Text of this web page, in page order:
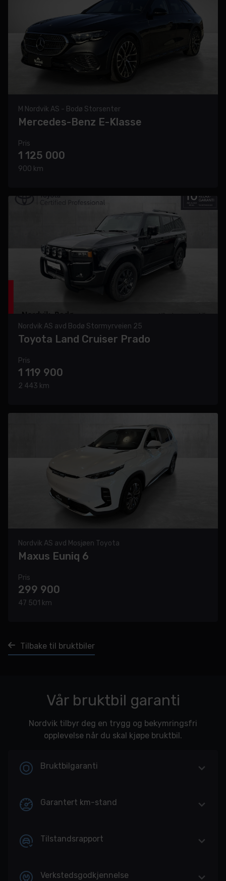
M Nordvik AS - Bodø Storsenter
Mercedes-Benz E-Klasse
Pris
1 125 000
900 km
Nordvik AS avd Bodø Stormyrveien 25
Toyota Land Cruiser Prado
Pris
1 119 900
2 443 km
Nordvik AS avd Mosjøen Toyota
Maxus Euniq 6
Pris
299 900
47 501 km
Tilbake til bruktbiler
Vår bruktbil garanti
Nordvik tilbyr deg en trygg og bekymringsfri
opplevelse når du skal kjøpe bruktbil.
Bruktbilgaranti
Garantert km-stand
Tilstandsrapport
Verkstedsgodkjennelse